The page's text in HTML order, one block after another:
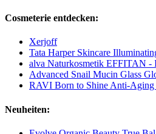
Cosmeterie entdecken:
Xerjoff
Tata Harper Skincare
alva Naturkosmetik EFFITAN -
Advanced Snail Mucin Glass
RAVI Born to Shine Anti-Aging
Neuheiten: